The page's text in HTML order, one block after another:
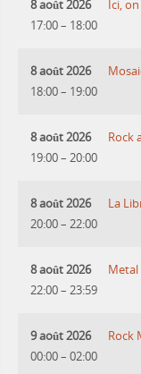
8 août 2026
17:00– 18:00
Ici,
8 août 2026
18:00– 19:00
8 août 2026
19:00– 20:00
Rock
8 août 2026
20:00– 22:00
La
8 août 2026
22:00– 23:59
9 août 2026
00:00– 02:00
Rock